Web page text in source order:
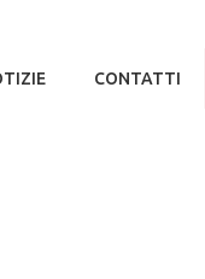
CONTATTI